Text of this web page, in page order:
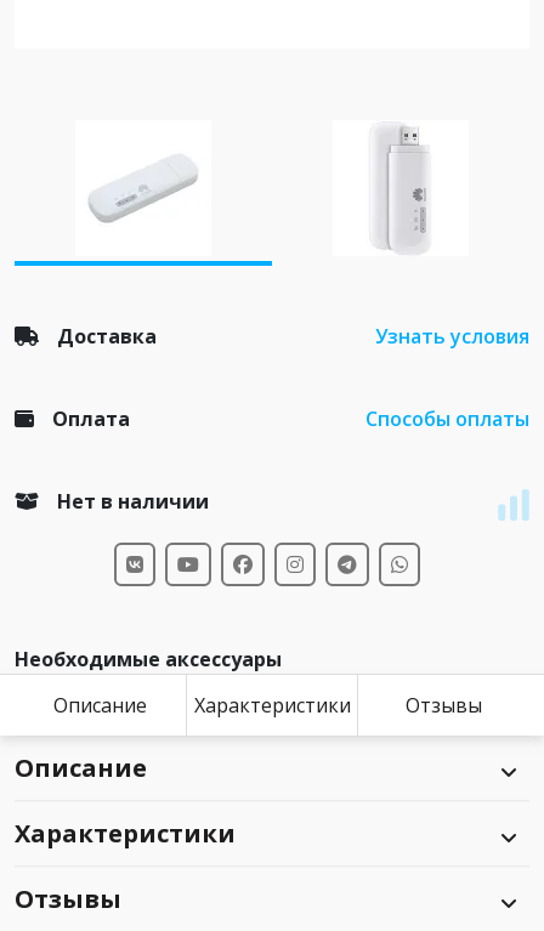
Доставка Узнать условия
Оплата Способы оплаты
Нет в наличии
Необходимые аксессуары
Описание
Характеристики Отзывы
Описание
Характеристики
Отзывы